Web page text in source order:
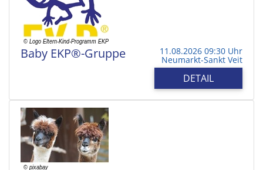
Baby EKP®-Gruppe 11.08.2026 09:30 Uhr
Neumarkt-Sankt Veit
DETAIL